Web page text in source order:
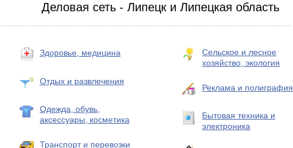
Деловая сеть - Липецк и Липецкая область
Здоровье, медицина
Отдых и развлечения
Одежда, обувь,
аксессуары, косметика
Транспорт и перевозки
Сельское и лесное
хозяйство, экология
Реклама и полиграфия
Бытовая техника и
электроника